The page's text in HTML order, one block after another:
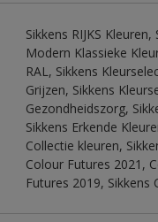
Sikkens RIJKS
Modern Klassieke
RAL, Sikkens
Grijzen, Sikkens
Gezondheidszorg,
Sikkens Erkende
Collectie kleuren,
Colour Futures 2021,
Futures 2019, Sikkens